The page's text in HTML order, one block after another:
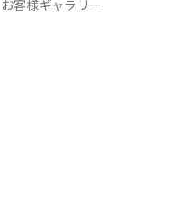
お客様ギャラリー